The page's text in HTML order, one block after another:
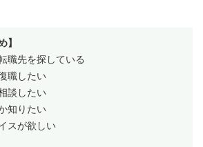
】
職先を探している
職したい
談したい
知りたい
スが欲しい